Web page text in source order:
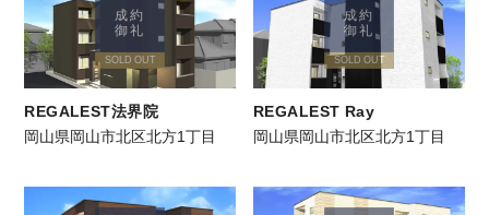
成約
御礼
SOLD OUT
REGALEST法界院
岡山県岡山市北区北方1丁目
成約
御礼
SOLD OUT
REGALEST Ray
岡山県岡山市北区北方1丁目